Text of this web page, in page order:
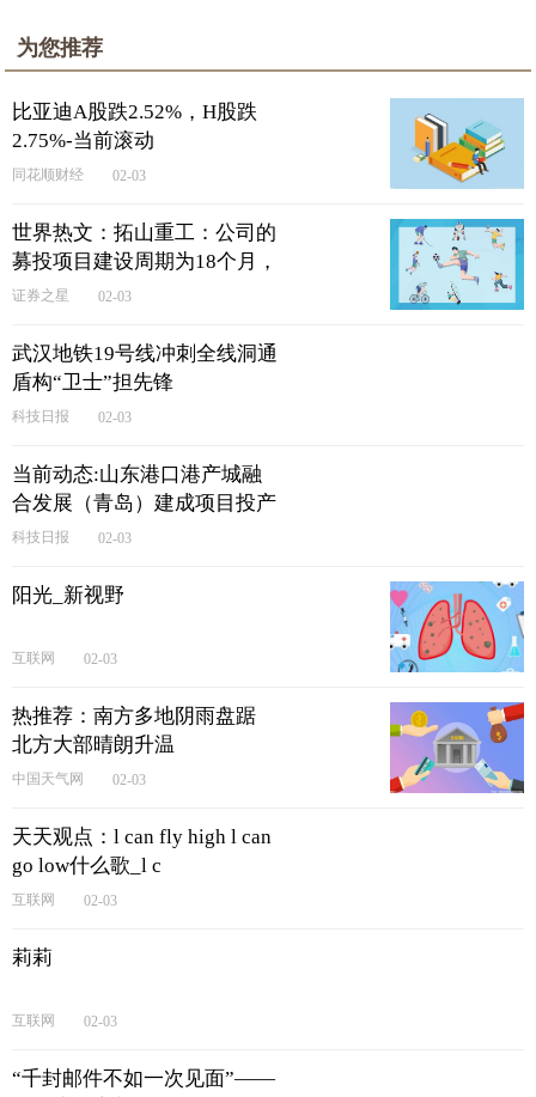
为您推荐
比亚迪A股跌2.52%，H股跌
2.75%-当前滚动
同花顺财经 02-03
世界热文：拓山重工：公司的
募投项目建设周期为18个月，
目前正在有序推进
证券之星 02-03
武汉地铁19号线冲刺全线洞通
盾构“卫士”担先锋
科技日报 02-03
当前动态:山东港口港产城融
合发展（青岛）建成项目投产
科技日报 02-03
阳光_新视野
互联网 02-03
热推荐：南方多地阴雨盘踞
北方大部晴朗升温
中国天气网 02-03
天天观点：l can fly high l can
go low什么歌_l c
互联网 02-03
莉莉
互联网 02-03
“千封邮件不如一次见面”——